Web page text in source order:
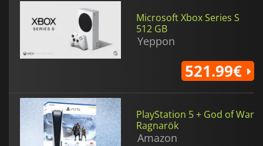
Microsoft Xbox Series S
512 GB
Yeppon
521.99€
PlayStation 5 + God of War
Ragnarök
Amazon